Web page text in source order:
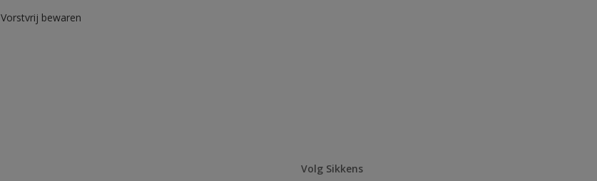
Vorstvrij bewaren
Volg Sikkens